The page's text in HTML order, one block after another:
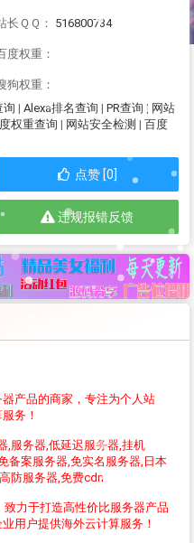
长ＱＱ： 516800734
度权重：
狗权重：
询 | Alexa排名查询 | PR查询 | 网站
权重查询 | 网站安全检测 | 百度
点赞 [0]
违规报错反馈
产品的商家，专注为个人站
务！
,服务器,低延迟服务器,挂机
备案服务器,免实名服务器,日本
防服务器,免费cdn
力于打造高性价比服务器产品
用户提供海外云计算服务！